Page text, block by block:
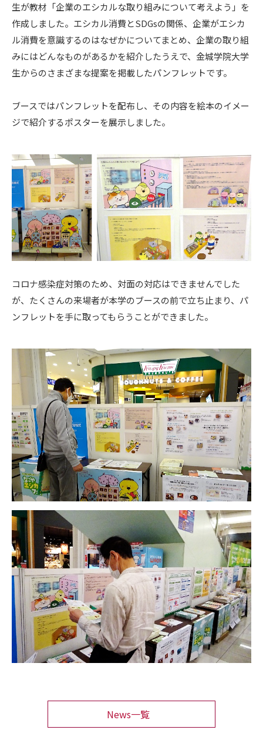
生が教材「企業のエシカルな取り組みについて考えよう」を
作成しました。エシカル消費とSDGsの関係、企業がエシカ
ル消費を意識するのはなぜかについてまとめ、企業の取り組
みにはどんなものがあるかを紹介したうえで、金城学院大学
生からのさまざまな提案を掲載したパンフレットです。
ブースではパンフレットを配布し、その内容を絵本のイメー
ジで紹介するポスターを展示しました。
コロナ感染症対策のため、対面の対応はできませんでした
が、たくさんの来場者が本学のブースの前で立ち止まり、パ
ンフレットを手に取ってもらうことができました。
News一覧